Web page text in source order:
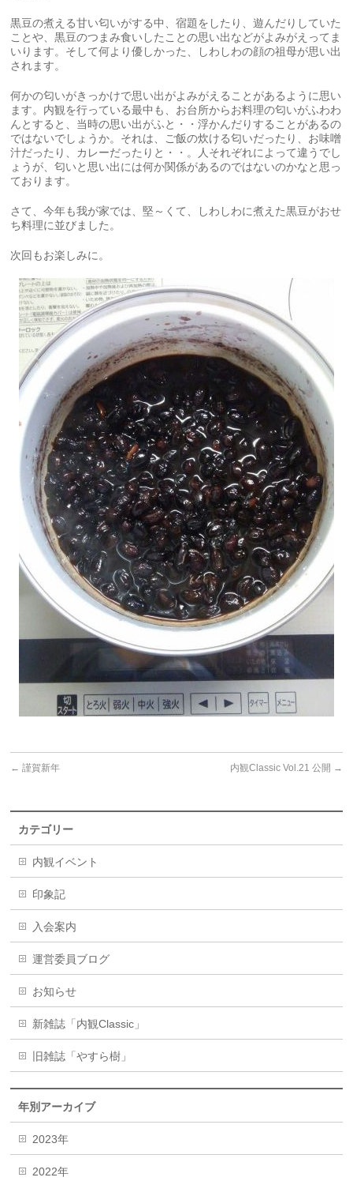
黒豆の煮える甘い匂いがする中、宿題をしたり、遊んだりしていた
ことや、黒豆のつまみ食いしたことの思い出などがよみがえってま
いります。そして何より優しかった、しわしわの顔の祖母が思い出
されます。
何かの匂いがきっかけで思い出がよみがえることがあるように思い
ます。内観を行っている最中も、お台所からお料理の匂いがふわわ
んとすると、当時の思い出がふと・・浮かんだりすることがあるの
ではないでしょうか。それは、ご飯の炊ける匂いだったり、お味噌
汁だったり、カレーだったりと・・。人それぞれによって違うでし
ょうが、匂いと思い出には何か関係があるのではないのかなと思っ
ております。
さて、今年も我が家では、堅～くて、しわしわに煮えた黒豆がおせ
ち料理に並びました。
次回もお楽しみに。
← 謹賀新年 内観Classic Vol.21 公開 →
カテゴリー
内観イベント
印象記
入会案内
運営委員ブログ
お知らせ
新雑誌「内観Classic」
旧雑誌「やすら樹」
年別アーカイブ
2023年
2022年